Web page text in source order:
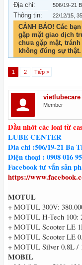
Địa chỉ: 506/19-21
Thông tin: 22/12/15 ,
CẢNH BÁO! Các
gặp mặt giao dịch
chưa gặp mặt,
không đúng sự thật.
1 2 Tiếp >
vietlubecare
Member
Dầu nhớt các loai từ
LUBE CENTER
Đia chi :506/19-21 Ba
Điện thoại : 0908 016
Facebook tư vấn sản
https://
MOTUL
+ MOTUL 300V:
+ MOTUL H-Tech 100:
+ MOTUL Scooter LE
+ MOTUL Scooter LE
+ MOTUL Silver 0.8L /
MOBIL